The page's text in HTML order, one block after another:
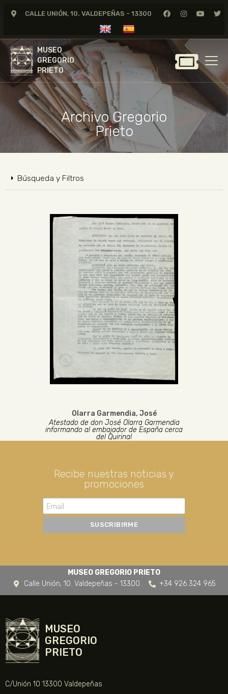
CALLE UNIÓN, 10. VALDEPEÑAS - 13300
MUSEO
GREGORIO
PRIETO
MUSEO
GREGORIO
PRIETO
GREGORIO PRIETO
MUSEO
ARCHIVO
CERTAMEN DE DIBUJO
FUNDACIÓN
NOTICIAS
Archivo Gregorio
Prieto
Búsqueda y Filtros
Olarra Garmendia, José
Atestado de don José Olarra Garmendia
informando al embajador de España cerca
del Quirinal
Recibe nuestras noticias y
promociones
MUSEO GREGORIO PRIETO
Calle Unión, 10. Valdepeñas - 13300
+34 926 324 965
MUSEO
GREGORIO
PRIETO
C/Unión 10 13300 Valdepeñas